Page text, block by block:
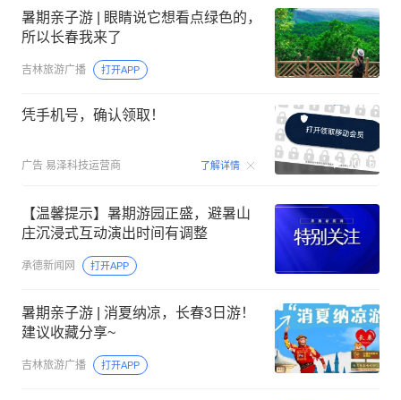
暑期亲子游 | 眼睛说它想看点绿色的，
所以长春我来了
吉林旅游广播 打开APP
凭手机号，确认领取！
广告 易泽科技运营商 了解详情 00:15
【温馨提示】暑期游园正盛，避暑山
庄沉浸式互动演出时间有调整
承德新闻网 打开APP
暑期亲子游 | 消夏纳凉，长春3日游！
建议收藏分享~
吉林旅游广播 打开APP